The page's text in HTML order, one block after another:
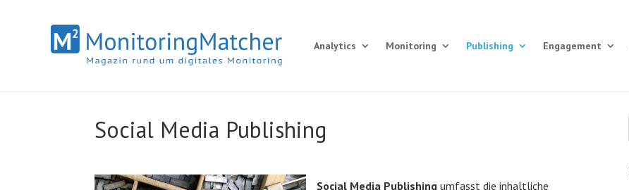
Analytics Monitoring Publishing Engagement
Social Media Publishing
Social Media Publishing umfasst die inhaltliche